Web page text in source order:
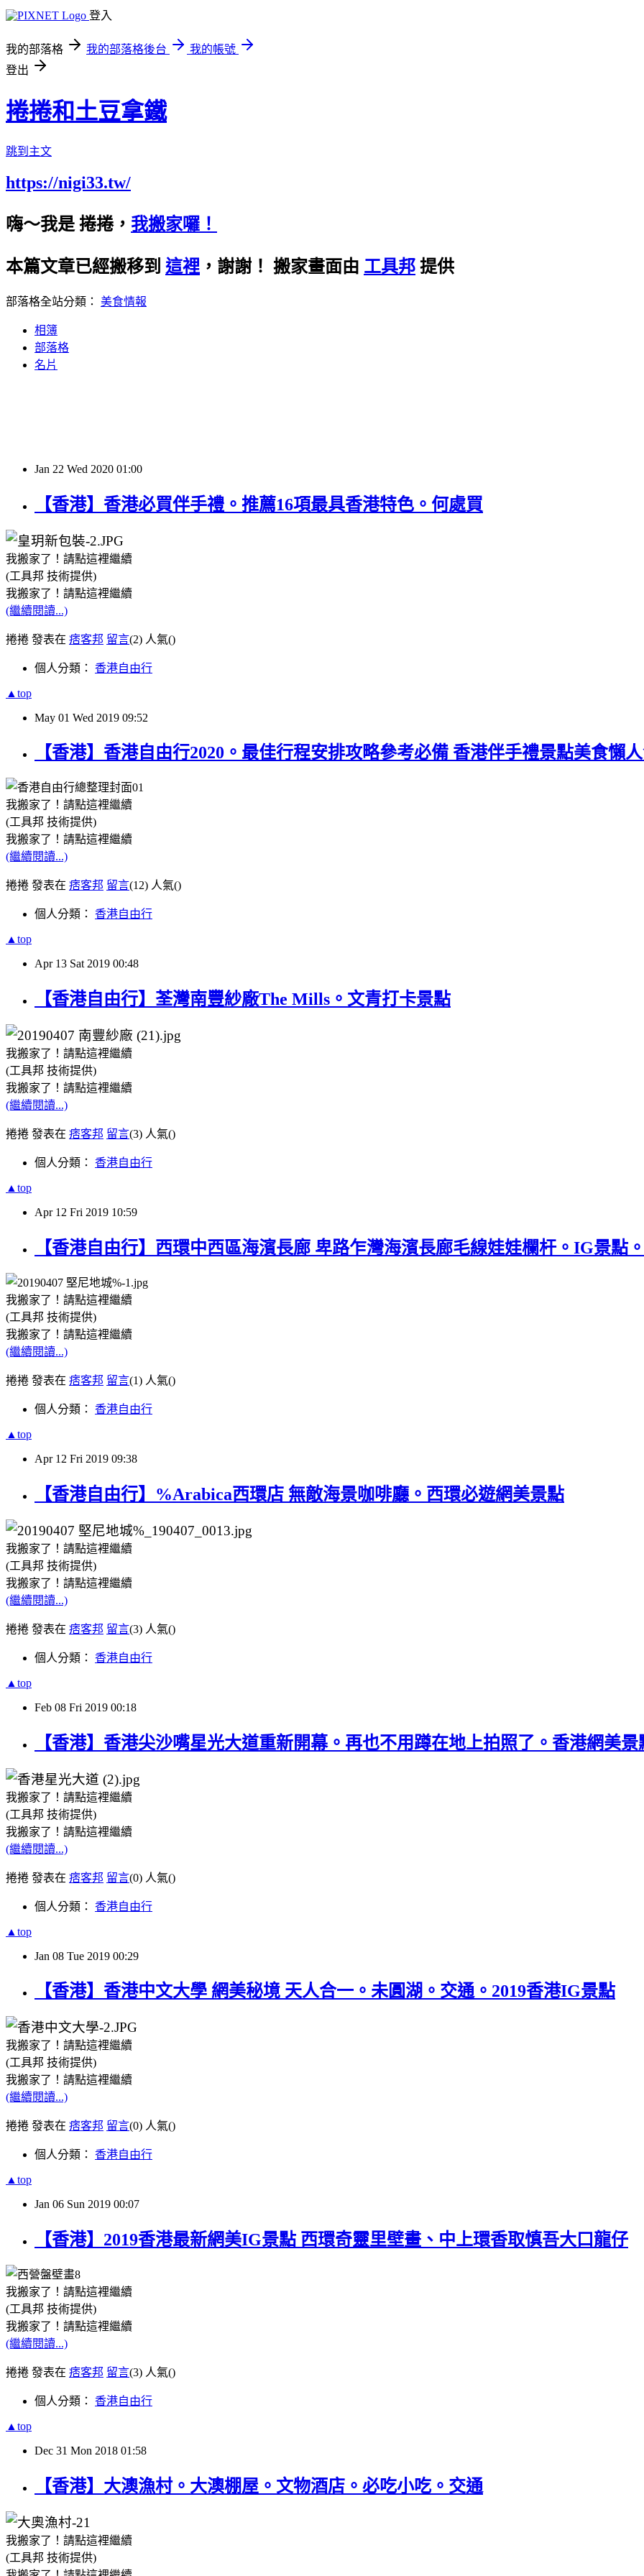
登入
我的部落格 我的部落格後台
我的帳號
登出
捲捲和土豆拿鐵
跳到主文
https://nigi33.tw/
嗨～我是 捲捲， 我搬家囉！
本篇文章已經搬移到 這裡 ，謝謝！ 搬家畫面由 工具邦 提供
部落格全站分類： 美食情報
相簿
部落格
名片
Jan 22 Wed 2020 01:00
【香港】香港必買伴手禮。推薦16項最具香港特色。何處買
我搬家了！請點這裡繼續
(工具邦 技術提供)
我搬家了！請點這裡繼續
(繼續閱讀...)
捲捲 發表在 痞客邦 留言(2) 人氣()
個人分類： 香港自由行
▲top
May 01 Wed 2019 09:52
【香港】香港自由行2020。最佳行程安排攻略參考必備 香港伴手禮景點美食懶
我搬家了！請點這裡繼續
(工具邦 技術提供)
我搬家了！請點這裡繼續
(繼續閱讀...)
捲捲 發表在 痞客邦 留言(12) 人氣()
個人分類： 香港自由行
▲top
Apr 13 Sat 2019 00:48
【香港自由行】荃灣南豐紗廠The Mills。文青打卡景點
我搬家了！請點這裡繼續
(工具邦 技術提供)
我搬家了！請點這裡繼續
(繼續閱讀...)
捲捲 發表在 痞客邦 留言(3) 人氣()
個人分類： 香港自由行
▲top
Apr 12 Fri 2019 10:59
【香港自由行】西環中西區海濱長廊 卑路乍灣海濱長廊毛線娃娃欄杆。IG景點
我搬家了！請點這裡繼續
(工具邦 技術提供)
我搬家了！請點這裡繼續
(繼續閱讀...)
捲捲 發表在 痞客邦 留言(1) 人氣()
個人分類： 香港自由行
▲top
Apr 12 Fri 2019 09:38
【香港自由行】%Arabica西環店 無敵海景咖啡廳。西環必遊網美景點
我搬家了！請點這裡繼續
(工具邦 技術提供)
我搬家了！請點這裡繼續
(繼續閱讀...)
捲捲 發表在 痞客邦 留言(3) 人氣()
個人分類： 香港自由行
▲top
Feb 08 Fri 2019 00:18
【香港】香港尖沙嘴星光大道重新開幕。再也不用蹲在地上拍照了。香港網美景
我搬家了！請點這裡繼續
(工具邦 技術提供)
我搬家了！請點這裡繼續
(繼續閱讀...)
捲捲 發表在 痞客邦 留言(0) 人氣()
個人分類： 香港自由行
▲top
Jan 08 Tue 2019 00:29
【香港】香港中文大學 網美秘境 天人合一。未圓湖。交通。2019香港IG景點
我搬家了！請點這裡繼續
(工具邦 技術提供)
我搬家了！請點這裡繼續
(繼續閱讀...)
捲捲 發表在 痞客邦 留言(0) 人氣()
個人分類： 香港自由行
▲top
Jan 06 Sun 2019 00:07
【香港】2019香港最新網美IG景點 西環奇靈里壁畫、中上環香取慎吾大口龍仔
我搬家了！請點這裡繼續
(工具邦 技術提供)
我搬家了！請點這裡繼續
(繼續閱讀...)
捲捲 發表在 痞客邦 留言(3) 人氣()
個人分類： 香港自由行
▲top
Dec 31 Mon 2018 01:58
【香港】大澳漁村。大澳棚屋。文物酒店。必吃小吃。交通
我搬家了！請點這裡繼續
(工具邦 技術提供)